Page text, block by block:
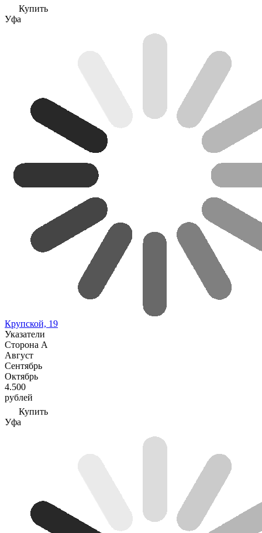
Купить
Уфа
Крупской, 19
Указатели
Сторона А
Август
Сентябрь
Октябрь
4.500
рублей
Купить
Уфа